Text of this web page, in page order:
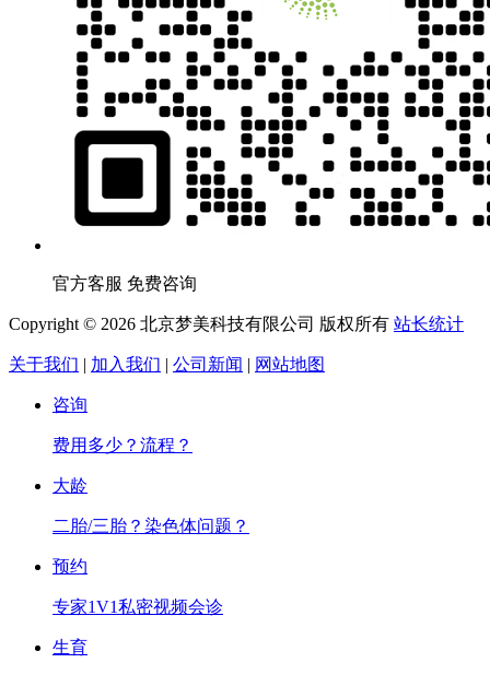
官方客服 免费咨询
Copyright © 2026 北京梦美科技有限公司 版权所有 站长统计
关于我们 | 加入我们 | 公司新闻 | 网站地图
咨询
费用多少？流程？
大龄
二胎/三胎？染色体问题？
预约
专家1V1私密视频会诊
生育